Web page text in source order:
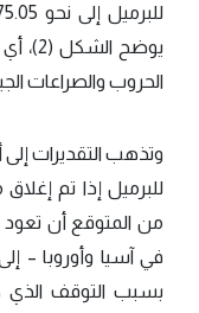
الحروب والصراعات
للبرميل إذا تم
من المتوقع أن تعود
بسبب التوقف الذي